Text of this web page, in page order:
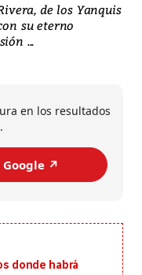
de los Yanquis
su eterno
...
en los resultados
Google ↗️
donde habrá